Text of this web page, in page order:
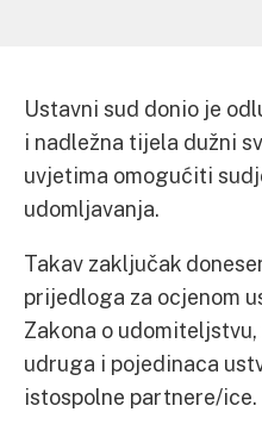
Ustavni sud donio je
i nadležna tijela dužni
uvjetima omogućiti
udomljavanja.
Takav zaključak
prijedloga za ocjenom
Zakona o
udruga i pojedinaca
istospolne partnere/ice.